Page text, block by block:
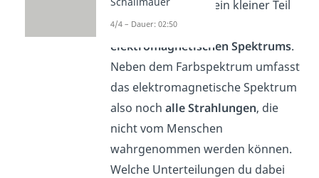
Farbspektrum
nur ein kleiner Teil
des gesamten
elektromagnetischen Spektrums.
Neben dem Farbspektrum umfasst
das elektromagnetische Spektrum
also nochalle Strahlungen, die
nicht vom Menschen
wahrgenommen werden können.
Welche Unterteilungen du dabei
4/4 – Dauer: 02:50